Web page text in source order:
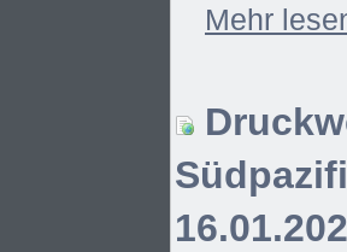
Mehr